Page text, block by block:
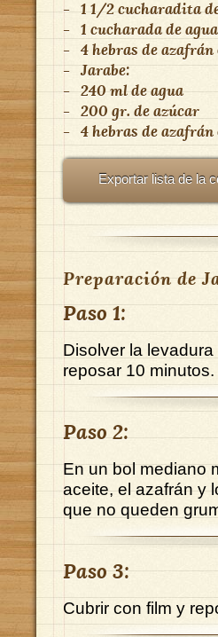
- 1 1/2 cucharadita
- 1 cucharada de agua
- 4 hebras de
- Jarabe:
- 240 ml de agua
- 200 gr. de azúcar
- 4 hebras de
Exportar lista de la
Preparación de
Paso 1:
Disolver la
reposar 10 minutos.
Paso 2:
En un bol mediano
aceite, el azafrán y
que no queden
Paso 3:
Cubrir con film y